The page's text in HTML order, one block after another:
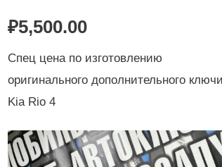
₽5,500.00
Спец цена по изготовлению
оригинального дополнительного
Kia Rio 4